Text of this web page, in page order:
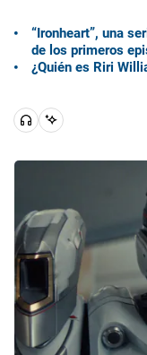
“Ironheart”, una
de los primeros
¿Quién es Riri